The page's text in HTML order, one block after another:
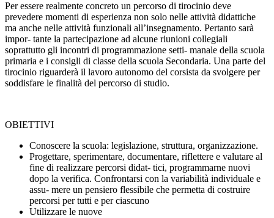
Per essere realmente concreto un percorso di tirocinio deve
prevedere momenti di esperienza non solo nelle attività didattiche
ma anche nelle attività funzionali all’insegnamento. Pertanto sarà
impor- tante la partecipazione ad alcune riunioni collegiali
soprattutto gli incontri di programmazione setti- manale della scuola
primaria e i consigli di classe della scuola Secondaria. Una parte del
tirocinio riguarderà il lavoro autonomo del corsista da svolgere per
soddisfare le finalità del percorso di studio.
OBIETTIVI
Conoscere la scuola: legislazione, struttura, organizzazione.
Progettare, sperimentare, documentare, riflettere e valutare al
fine di realizzare percorsi didat- tici, programmarne nuovi
dopo la verifica. Confrontarsi con la variabilità individuale e
assu- mere un pensiero flessibile che permetta di costruire
percorsi per tutti e per ciascuno
Utilizzare le nuove